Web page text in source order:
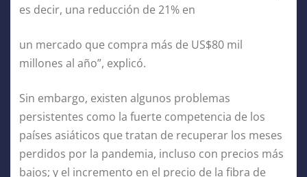
es decir, una reducción de 21% en
un mercado que compra más de US$80 mil
millones al año”, explicó.
Sin embargo, existen algunos problemas
persistentes como la fuerte competencia de los
países asiáticos que tratan de recuperar los meses
perdidos por la pandemia, incluso con precios más
bajos; y el incremento en el precio de la fibra de